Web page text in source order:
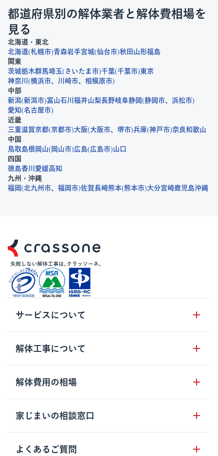
都道府県別の解体業者と解体費相場を
見る
北海道・東北
北海道 札幌市 青森岩手宮城 仙台市 秋田 山形福島
関東
茨城栃木群馬埼玉 さいたま市 千葉 千葉市 東京
神奈川
横浜市 川崎市
相模原市
中部
新潟 新潟市 富山石川 福井山梨長野岐阜静岡 静岡市
浜松市
愛知 名古屋市
近畿
三重滋賀京都 京都市 大阪 大阪市 堺市 兵庫 神戸市 奈良和歌山
中国
鳥取 島根 岡山 岡山市 広島 広島市 山口
四国
徳島香川 愛媛高知
九州・沖縄
福岡 北九州市 福岡市 佐賀長崎熊本 熊本市 大分宮崎鹿児島沖縄
サービスについて
サービスの流れ
サービスのメリット
クラッソーネの自治体連携
解体工事について
解体工事の基礎知識
解体工事に関わる法律
用語集
解体費用の相場
木造住宅の相場
鉄骨造住宅の相場
RC造住宅の相場
家じまいの相談窓口
家じまいの相談窓口
よくあるご質問